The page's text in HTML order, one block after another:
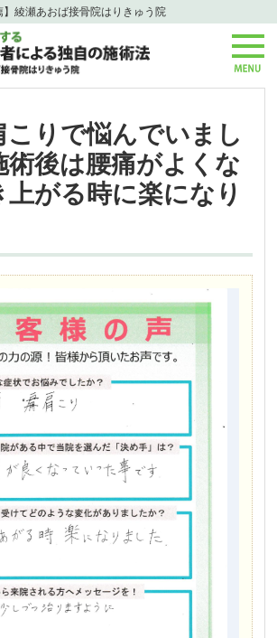
綾瀬あおば接骨院はりきゅう院
こりで悩んでいまし
術後は腰痛がよくな
上がる時に楽になり